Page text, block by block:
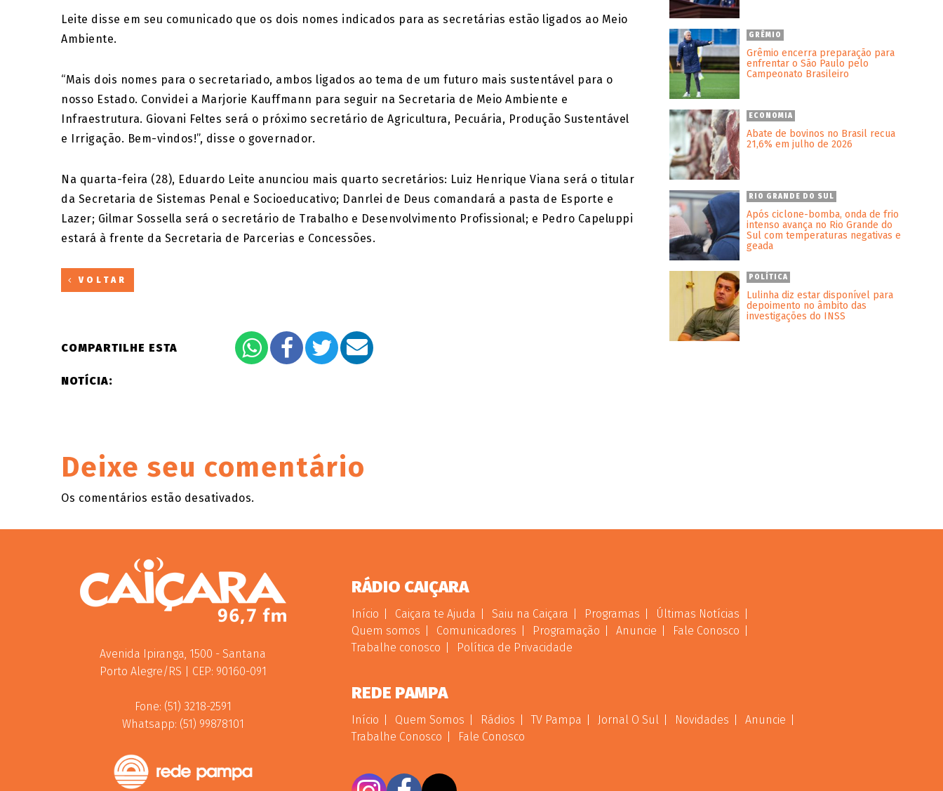
Leite disse em seu comunicado que os dois nomes indicados para as secretárias estão ligados ao Meio
Ambiente.
“Mais dois nomes para o secretariado, ambos ligados ao tema de um futuro mais sustentável para o
nosso Estado. Convidei a Marjorie Kauffmann para seguir na Secretaria de Meio Ambiente e
Infraestrutura. Giovani Feltes será o próximo secretário de Agricultura, Pecuária, Produção Sustentável
e Irrigação. Bem-vindos!”, disse o governador.
Na quarta-feira (28), Eduardo Leite anunciou mais quarto secretários: Luiz Henrique Viana será o titular
da Secretaria de Sistemas Penal e Socioeducativo; Danrlei de Deus comandará a pasta de Esporte e
Lazer; Gilmar Sossella será o secretário de Trabalho e Desenvolvimento Profissional; e Pedro Capeluppi
estará à frente da Secretaria de Parcerias e Concessões.
VOLTAR
COMPARTILHE ESTA
NOTÍCIA:
Deixe seu comentário
Os comentários estão desativados.
GRÊMIO
Grêmio encerra preparação para
enfrentar o São Paulo pelo
Campeonato Brasileiro
ECONOMIA
Abate de bovinos no Brasil recua
21,6% em julho de 2026
RIO GRANDE DO SUL
Após ciclone-bomba, onda de frio
intenso avança no Rio Grande do
Sul com temperaturas negativas e
geada
POLÍTICA
Lulinha diz estar disponível para
depoimento no âmbito das
investigações do INSS
Avenida Ipiranga, 1500 - Santana
Porto Alegre/RS | CEP: 90160-091
Fone: (51) 3218-2591
Whatsapp: (51) 99878101
RÁDIO CAIÇARA
Início Caiçara te Ajuda Saiu na Caiçara Programas
Últimas Notícias
Quem somos
Comunicadores Programação Anuncie
Fale Conosco
Trabalhe conosco
Política de Privacidade
REDE PAMPA
Início Quem Somos Rádios TV Pampa Jornal O Sul Novidades
Anuncie
Trabalhe Conosco
Fale Conosco